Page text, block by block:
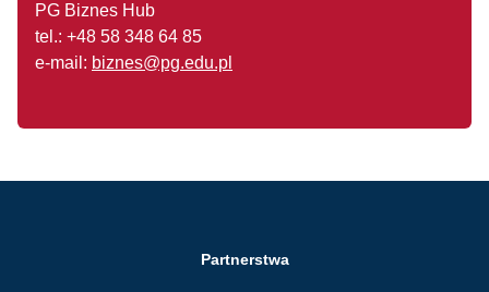
PG Biznes Hub
tel.: +48 58 348 64 85
e-mail: biznes@pg.edu.pl
Partnerstwa